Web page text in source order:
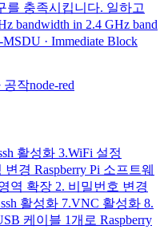
를 충족시킵니다. 일하고
bandwidth in 2.4 GHz band
· Immediate Block
공작node-red
활성화 3.WiFi 설정
경 Raspberry Pi 소프트웨
역 확장 2. 비밀번호 변경
활성화 7.VNC 활성화 8.
케이블 1개로 Raspberry